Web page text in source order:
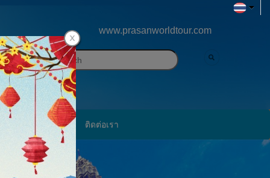
ภาพประทับใจ ติดต่อเรา
www.prasanworldtour.com